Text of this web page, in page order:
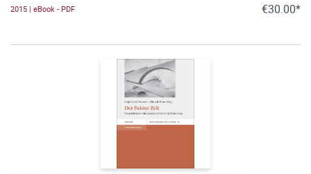
2015 | eBook - PDF €30.00*